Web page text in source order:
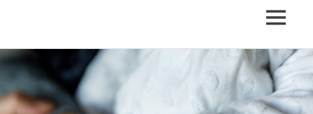
Saltar
al
contenido
de
empresa
MENÚ